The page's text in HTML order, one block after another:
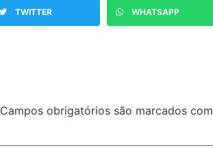
TWITTER WHATSAPP
Campos obrigatórios são marcados com